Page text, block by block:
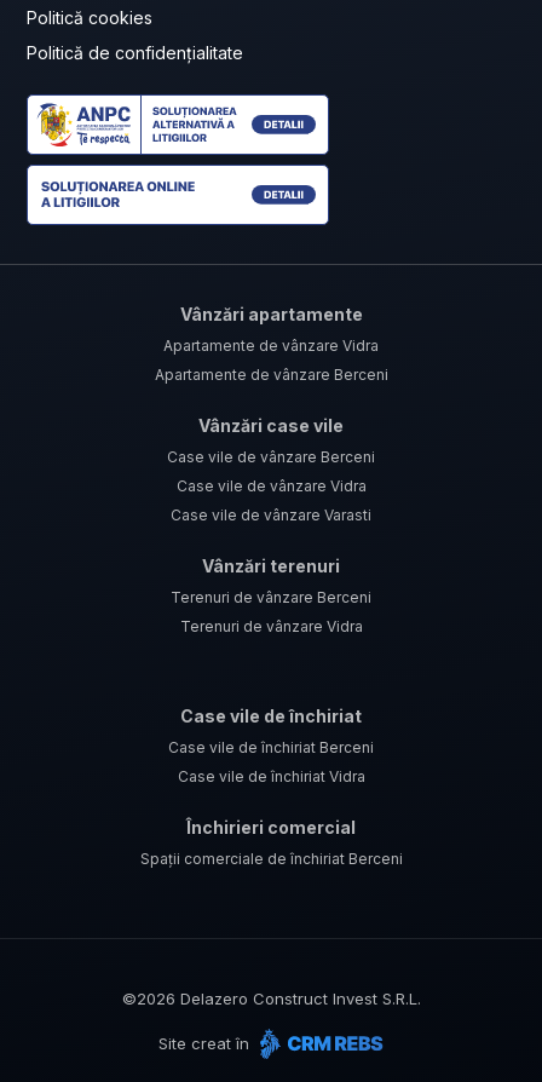
Politică cookies
Politică de confidențialitate
Vânzări apartamente
Apartamente de vânzare Vidra
Apartamente de vânzare Berceni
Vânzări case vile
Case vile de vânzare Berceni
Case vile de vânzare Vidra
Case vile de vânzare Varasti
Vânzări terenuri
Terenuri de vânzare Berceni
Terenuri de vânzare Vidra
Case vile de închiriat
Case vile de închiriat Berceni
Case vile de închiriat Vidra
Închirieri comercial
Spații comerciale de închiriat Berceni
©2026 Delazero Construct Invest S.R.L.
Site creat în